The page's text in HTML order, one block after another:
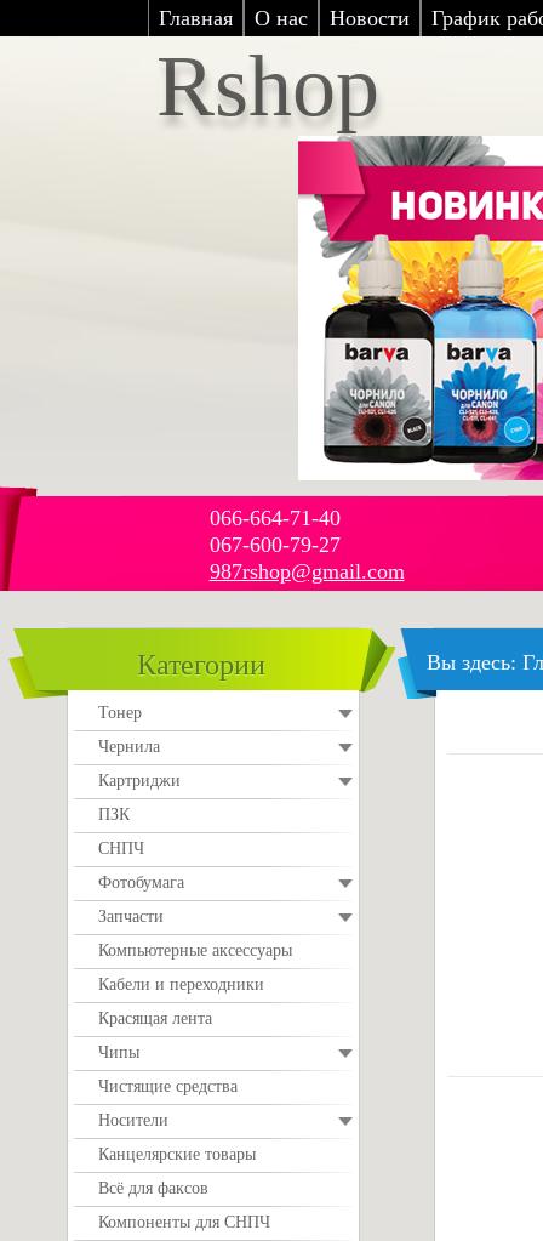
Главная О нас Новости График
Rshop
066-664-71-40
067-600-79-27
987rshop@gmail.com
Вы здесь:
Категории
Тонер
Чернила
Картриджи
ПЗК
СНПЧ
Фотобумага
Запчасти
Компьютерные аксессуары
Кабели и переходники
Красящая лента
Чипы
Чистящие средства
Носители
Канцелярские товары
Всё для факсов
Компоненты для СНПЧ